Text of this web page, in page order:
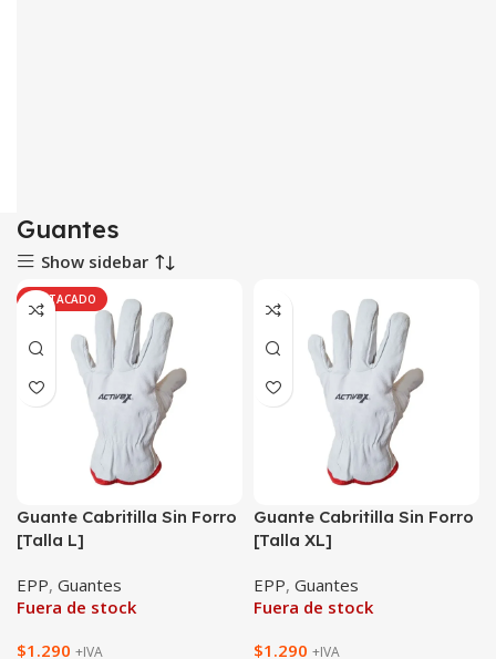
Guantes
Show sidebar
DESTACADO
Guante Cabritilla Sin Forro
[Talla L]
EPP, Guantes
Fuera de stock
$1.290 +IVA
Guante Cabritilla Sin Forro
[Talla XL]
EPP, Guantes
Fuera de stock
$1.290 +IVA